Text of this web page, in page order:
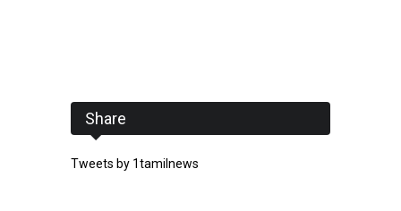
Share
Tweets by 1tamilnews